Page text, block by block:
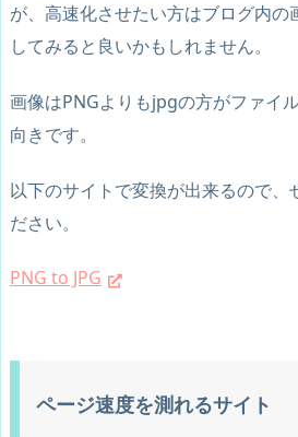
が、高速化させたい方はブログ内の
してみると良いかもしれません。
画像はPNGよりもjpgの方がファイ
向きです。
以下のサイトで変換が出来るので、
ださい。
PNG to JPG
ページ速度を測れるサイト